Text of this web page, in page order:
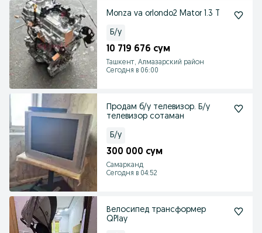
Monza va orlondo2 Mator 1.3 T
Б/у
10 719 676 сум
Ташкент, Алмазарский район
Сегодня в 06:00
Продам б/у телевизор. Б/у
телевизор сотаман
Б/у
300 000 сум
Самарканд
Сегодня в 04:52
Велосипед трансформер
QPlay